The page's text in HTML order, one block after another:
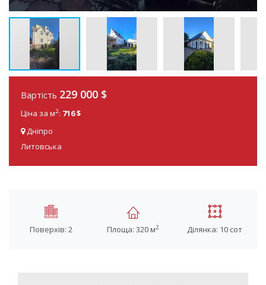
Вартість 229 000 $
Ціна за м2: 716 $
Дніпро
Литовська
Поверхів: 2 Площа: 320 м2 Ділянка: 10 сот